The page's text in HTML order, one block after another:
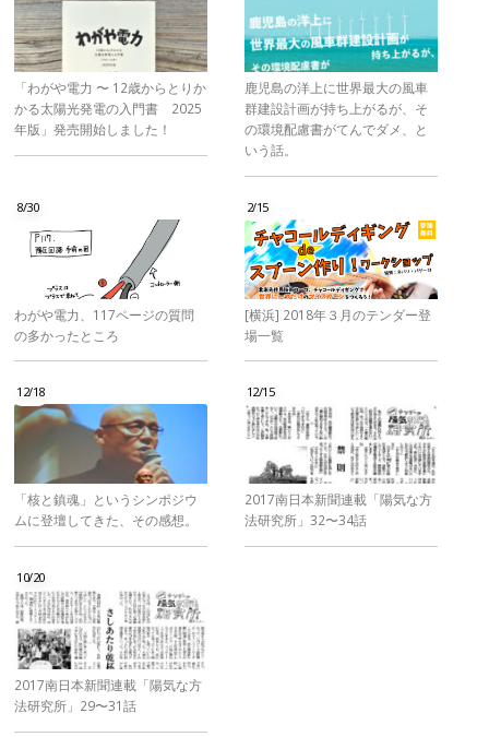
「わがや電力 〜 12歳からとりか
かる太陽光発電の入門書 2025
年版」発売開始しました！
鹿児島の洋上に世界最大の風車
群建設計画が持ち上がるが、そ
の環境配慮書がてんでダメ、と
いう話。
8/30
わがや電力、117ページの質問
の多かったところ
2/15
[横浜] 2018年３月のテンダー登
場一覧
12/18
「核と鎮魂」というシンポジウ
ムに登壇してきた、その感想。
12/15
2017南日本新聞連載「陽気な方
法研究所」32〜34話
10/20
2017南日本新聞連載「陽気な方
法研究所」29〜31話